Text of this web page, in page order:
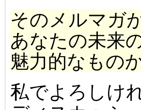
そのメルマガ
あなたの未来
魅力的なもの
私でよろしけ